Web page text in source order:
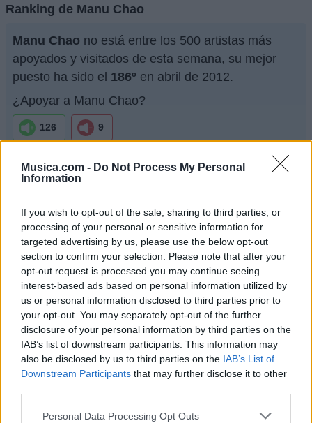
Musica.com - Do Not Process My Personal
Information
If you wish to opt-out of the sale, sharing to third parties, or
processing of your personal or sensitive information for
targeted advertising by us, please use the below opt-out
section to confirm your selection. Please note that after your
opt-out request is processed you may continue seeing
interest-based ads based on personal information utilized by
us or personal information disclosed to third parties prior to
your opt-out. You may separately opt-out of the further
disclosure of your personal information by third parties on the
IAB’s list of downstream participants. This information may
also be disclosed by us to third parties on the IAB’s List of
Downstream Participants that may further disclose it to other
Personal Data Processing Opt Outs
Ranking de Manu Chao
Manu Chao no está entre los 500 artistas más
apoyados y visitados de esta semana, su mejor
puesto ha sido el 186º en abril de 2012.
¿Apoyar a Manu Chao?
126 9
Ranking de Manu Chao TOP Música